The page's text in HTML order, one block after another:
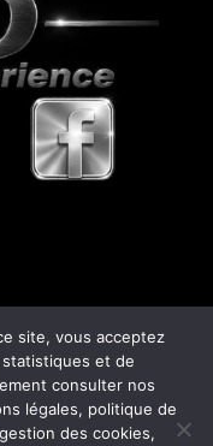
Légales –
– Gestion
site, vous acceptez
et de
consulter nos
légales, politique de
des cookies,